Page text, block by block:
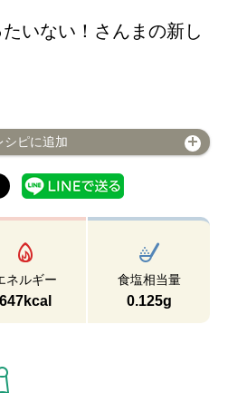
いない！さんまの新し
シピに追加
ネルギー
647kcal
食塩相当量
0.125g